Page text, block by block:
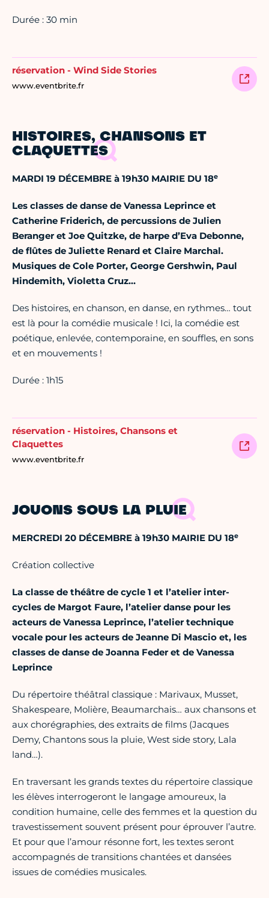
Durée : 30 min
réservation - Wind Side Stories
www.eventbrite.fr
HISTOIRES, CHANSONS ET
CLAQUETTES
MARDI 19 DÉCEMBRE à 19h30 MAIRIE DU 18e
Les classes de danse de Vanessa Leprince et
Catherine Friderich, de percussions de Julien
Beranger et Joe Quitzke, de harpe d’Eva Debonne,
de flûtes de Juliette Renard et Claire Marchal.
Musiques de Cole Porter, George Gershwin, Paul
Hindemith, Violetta Cruz…
Des histoires, en chanson, en danse, en rythmes… tout
est là pour la comédie musicale ! Ici, la comédie est
poétique, enlevée, contemporaine, en souffles, en sons
et en mouvements !
Durée : 1h15
réservation - Histoires, Chansons et
Claquettes
www.eventbrite.fr
JOUONS SOUS LA PLUIE
MERCREDI 20 DÉCEMBRE à 19h30 MAIRIE DU 18e
Création collective
La classe de théâtre de cycle 1 et l’atelier inter-
cycles de Margot Faure, l’atelier danse pour les
acteurs de Vanessa Leprince, l’atelier technique
vocale pour les acteurs de Jeanne Di Mascio et, les
classes de danse de Joanna Feder et de Vanessa
Leprince
Du répertoire théâtral classique : Marivaux, Musset,
Shakespeare, Molière, Beaumarchais… aux chansons et
aux chorégraphies, des extraits de films (Jacques
Demy, Chantons sous la pluie, West side story, Lala
land…).
En traversant les grands textes du répertoire classique
les élèves interrogeront le langage amoureux, la
condition humaine, celle des femmes et la question du
travestissement souvent présent pour éprouver l’autre.
Et pour que l’amour résonne fort, les textes seront
accompagnés de transitions chantées et dansées
issues de comédies musicales.